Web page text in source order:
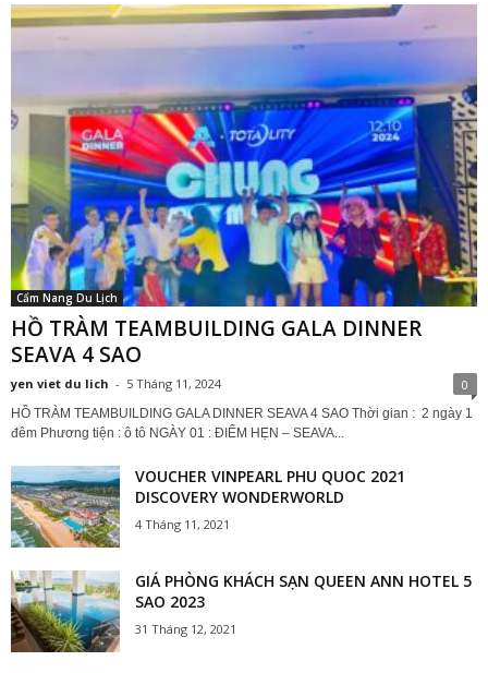
Cẩm Nang Du Lịch
HỒ TRÀM TEAMBUILDING GALA DINNER
SEAVA 4 SAO
yen viet du lich - 5 Tháng 11, 2024 0
HỒ TRÀM TEAMBUILDING GALA DINNER SEAVA 4 SAO Thời gian : 2 ngày 1
đêm Phương tiện : ô tô NGÀY 01 : ĐIỂM HẸN – SEAVA...
VOUCHER VINPEARL PHU QUOC 2021
DISCOVERY WONDERWORLD
4 Tháng 11, 2021
GIÁ PHÒNG KHÁCH SẠN QUEEN ANN HOTEL 5
SAO 2023
31 Tháng 12, 2021